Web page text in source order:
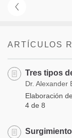
ARTÍCULOS
Tres tipos
Dr. Alexander
Elaboración
4 de 8